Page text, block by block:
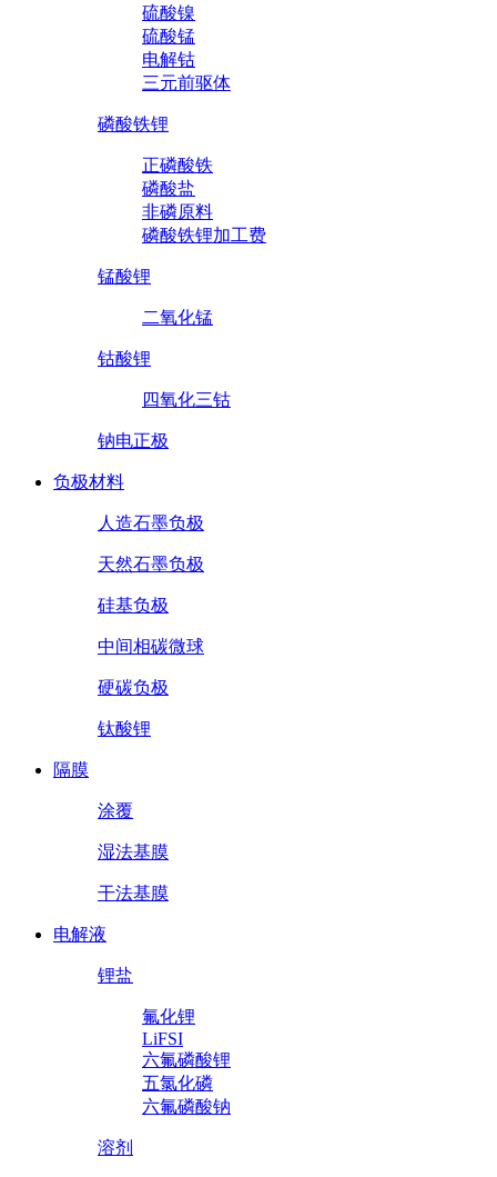
硫酸镍
硫酸锰
电解钴
三元前驱体
磷酸铁锂
正磷酸铁
磷酸盐
非磷原料
磷酸铁锂加工费
锰酸锂
二氧化锰
钴酸锂
四氧化三钴
钠电正极
负极材料
人造石墨负极
天然石墨负极
硅基负极
中间相碳微球
硬碳负极
钛酸锂
隔膜
涂覆
湿法基膜
干法基膜
电解液
锂盐
氟化锂
LiFSI
六氟磷酸锂
五氯化磷
六氟磷酸钠
溶剂